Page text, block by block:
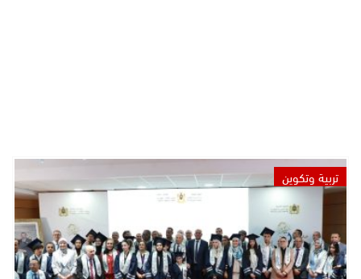
تربية وتكوين